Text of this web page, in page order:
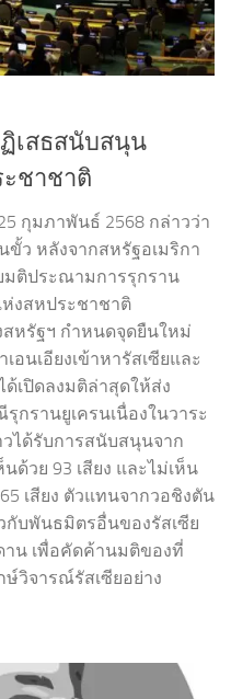
เสธสนับสนุน
ชาชาติ
กุมภาพันธ์ 2568 กล่าวว่า
ขั้ว หลังจากสหรัฐอเมริกา
มติประณามการรุกราน
งสหประชาชาติ
หรัฐฯ กำหนดจุดยืนใหม่
อนเอียงเข้าหารัสเซียและ
เปิดลงมติล่าสุดให้ส่ง
รานยูเครนเนื่องในวาระ
ได้รับการสนับสนุนจาก
ด้วย 93 เสียง และไม่เห็น
เสียง ตัวแทนจากวอชิงตัน
กับพันธมิตรอื่นของรัสเซีย
าน เพื่อคัดค้านมติของที่
วิจารณ์รัสเซียอย่าง